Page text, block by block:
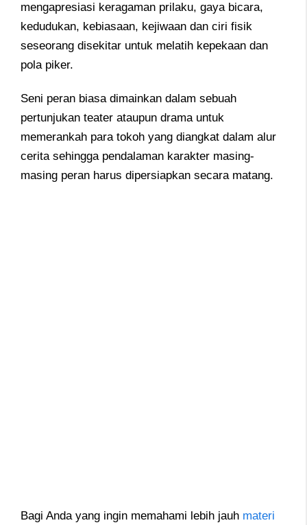
mengapresiasi keragaman prilaku, gaya bicara,
kedudukan, kebiasaan, kejiwaan dan ciri fisik
seseorang disekitar untuk melatih kepekaan dan
pola piker.
Seni peran biasa dimainkan dalam sebuah
pertunjukan teater ataupun drama untuk
memerankah para tokoh yang diangkat dalam alur
cerita sehingga pendalaman karakter masing-
masing peran harus dipersiapkan secara matang.
Bagi Anda yang ingin memahami lebih jauh materi